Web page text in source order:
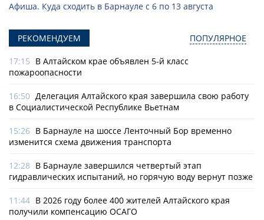
Афиша. Куда сходить в Барнауле с 6 по 13 августа
РЕКОМЕНДУЕМ ПОПУЛЯРНОЕ
17:15 В Алтайском крае объявлен 5-й класс
пожароопасности
16:50 Делегация Алтайского края завершила свою работу
в Социалистической Республике Вьетнам
15:26 В Барнауле на шоссе Ленточный Бор временно
изменится схема движения транспорта
12:28 В Барнауле завершился четвертый этап
гидравлических испытаний, но горячую воду вернут позже
11:44 В 2026 году более 400 жителей Алтайского края
получили компенсацию ОСАГО